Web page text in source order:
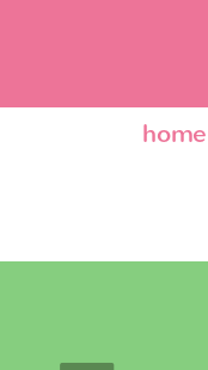
home